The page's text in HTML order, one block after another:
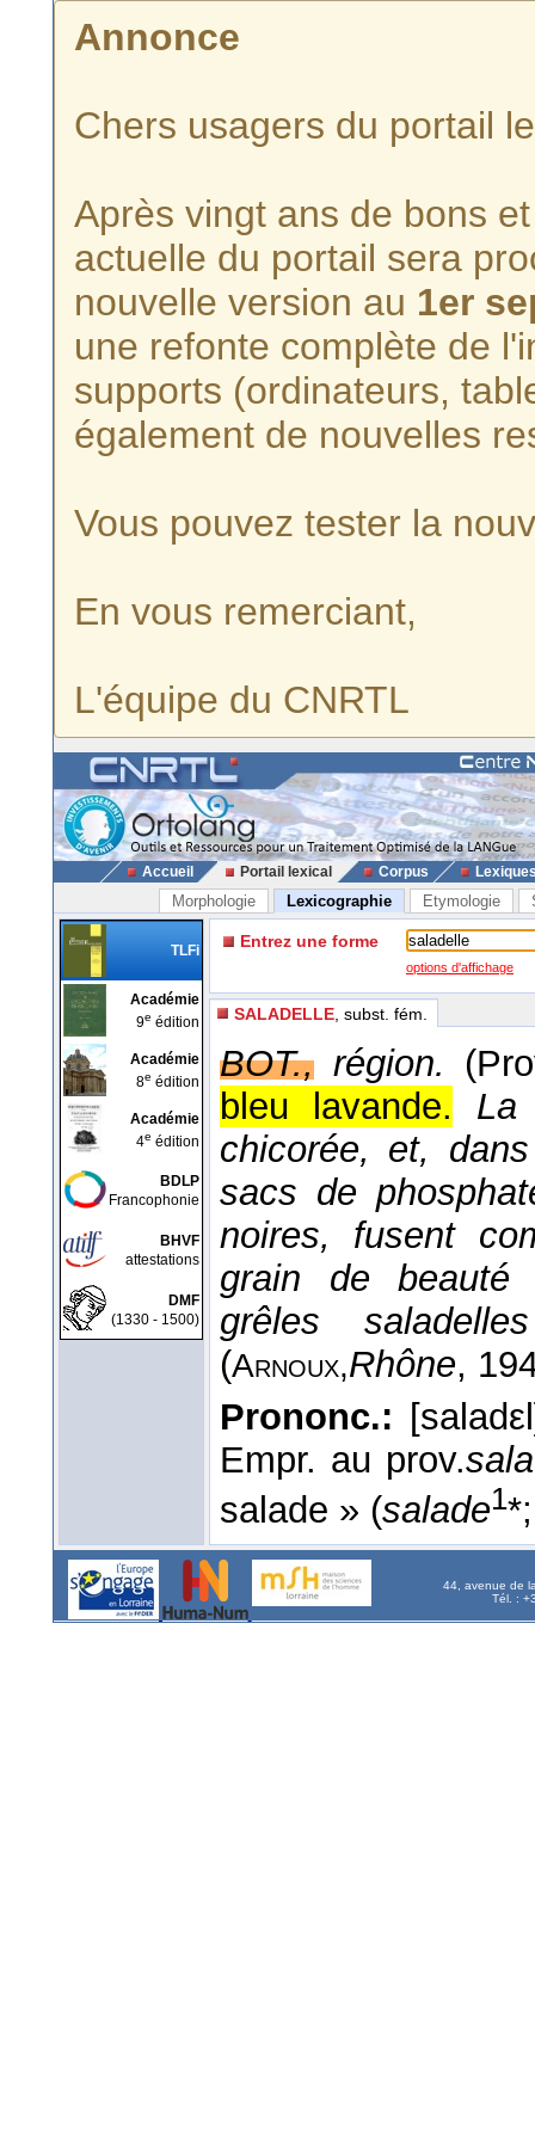
Annonce
Chers usagers du portail
Après vingt ans de bons
actuelle du portail sera
nouvelle version au 1er
une refonte complète de
supports (ordinateurs,
également de nouvelles
Vous pouvez tester la
En vous remerciant,
L'équipe du CNRTL
Accueil Portail lexical Corpus
Morphologie Lexicographie Etymologie
TLFi
Académie
9e édition
Académie
8e édition
Académie
4e édition
BDLP
Francophonie
BHVF
attestations
DMF
(1330 - 1500)
Entrez une forme
options d'affichage
SALADELLE , subst. fém.
BOT., région.
bleu lavande.
La
chicorée, et,
sacs de
noires, fusent
grain de beauté
grêles
(Arnoux,Rhône,
Prononc.:
Empr. au prov.
salade » (salade1
44, avenue de
Tél. :